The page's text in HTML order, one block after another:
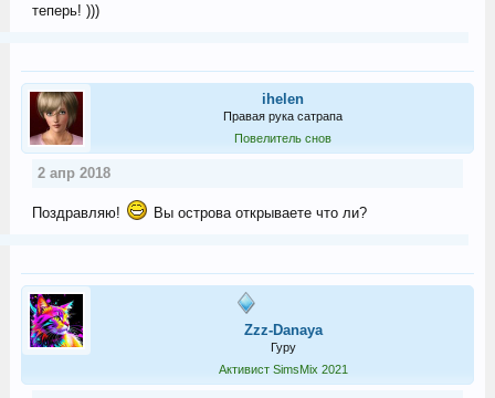
теперь! )))
ihelen
Правая рука сатрапа
Повелитель снов
2 апр 2018
Поздравляю! Вы острова открываете что ли?
Zzz-Danaya
Гуру
Активист SimsMix 2021